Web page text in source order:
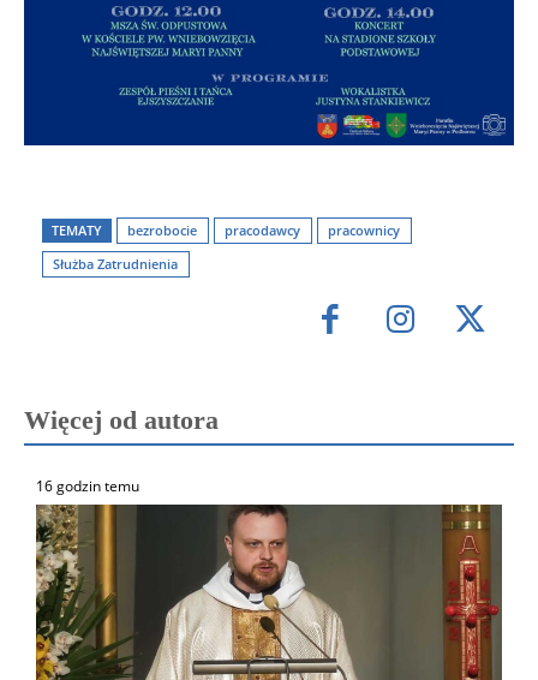
TEMATY bezrobocie pracodawcy
pracownicy
Służba Zatrudnienia
Więcej od autora
16 godzin temu